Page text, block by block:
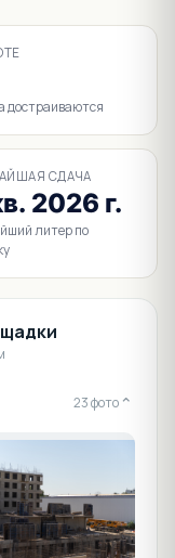
достраиваются
СДАЧА
2026 г.
литер по
23 фото ⌄